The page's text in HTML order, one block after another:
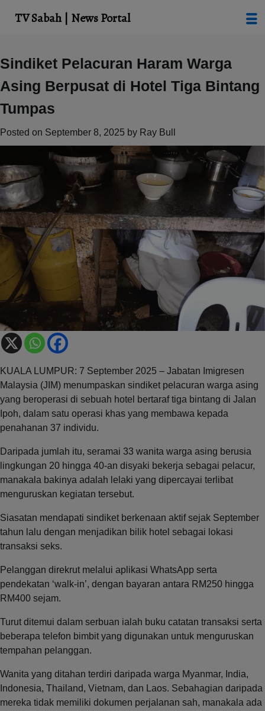
Skip
content
Sindiket Pelacuran Haram Warga
Asing Berpusat di Hotel Tiga Bintang
Tumpas
Posted on September 8, 2025 by Ray Bull
KUALA LUMPUR: 7 September 2025 – Jabatan Imigresen
Malaysia (JIM) menumpaskan sindiket pelacuran warga asing
yang beroperasi di sebuah hotel bertaraf tiga bintang di Jalan
Ipoh, dalam satu operasi khas yang membawa kepada
penahanan 37 individu.
Daripada jumlah itu, seramai 33 wanita warga asing berusia
lingkungan 20 hingga 40-an disyaki bekerja sebagai pelacur,
manakala bakinya adalah lelaki yang dipercayai terlibat
menguruskan kegiatan tersebut.
Siasatan mendapati sindiket berkenaan aktif sejak September
tahun lalu dengan menjadikan bilik hotel sebagai lokasi
transaksi seks.
Pelanggan direkrut melalui aplikasi WhatsApp serta
pendekatan ‘walk-in’, dengan bayaran antara RM250 hingga
RM400 sejam.
Turut ditemui dalam serbuan ialah buku catatan transaksi serta
beberapa telefon bimbit yang digunakan untuk menguruskan
tempahan pelanggan.
Wanita yang ditahan terdiri daripada warga Myanmar, India,
Indonesia, Thailand, Vietnam, dan Laos. Sebahagian daripada
mereka tidak memiliki dokumen perjalanan sah, manakala ada
TV Sabah | News Portal